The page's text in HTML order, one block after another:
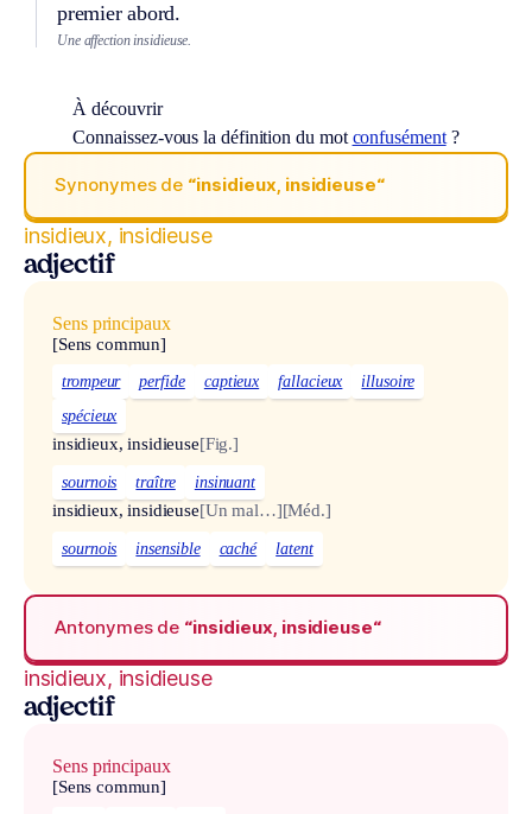
premier abord.
Une affection insidieuse.
À découvrir
Connaissez-vous la définition du mot confusément?
Synonymes de “insidieux, insidieuse“
insidieux, insidieuse
adjectif
Sens principaux
[Sens commun]
trompeur perfide captieux fallacieux
illusoire
spécieux
insidieux, insidieuse[Fig.]
sournois traître insinuant
insidieux, insidieuse[Un mal…][Méd.]
sournois insensible caché latent
Antonymes de “insidieux, insidieuse“
insidieux, insidieuse
adjectif
Sens principaux
[Sens commun]